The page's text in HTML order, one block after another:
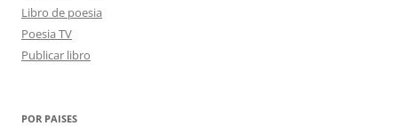
Libro de poesia
Poesia TV
Publicar libro
POR PAISES